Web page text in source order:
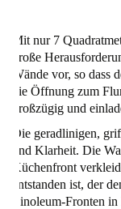
Mit nur 7
große
Wände vor, so
die Öffnung zum
großzügig und
Die geradlinigen,
und Klarheit. Die
Küchenfront
entstanden ist, der
Linoleum-Fronten